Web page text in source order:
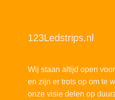
123Ledstrips.nl
Wij staan altijd open
en zijn er trots op om te
onze visie delen op